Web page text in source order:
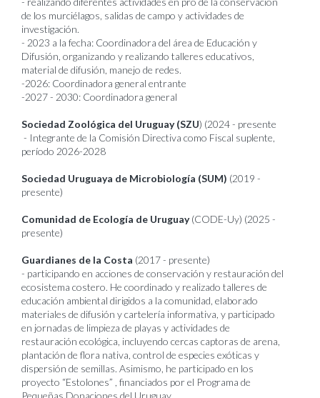
de los murciélagos, salidas de campo y actividades de
investigación.
- 2023 a la fecha: Coordinadora del área de Educación y
Difusión, organizando y realizando talleres educativos,
material de difusión, manejo de redes.
-2026: Coordinadora general entrante
-2027 - 2030: Coordinadora general
Sociedad Zoológica del Uruguay (SZU) (2024 - presente
- Integrante de la Comisión Directiva como Fiscal suplente,
período 2026-2028
Sociedad Uruguaya de Microbiología (SUM) (2019 -
presente)
Comunidad de Ecología de Uruguay(CODE-Uy) (2025 -
presente)
Guardianes de la Costa (2017 - presente)
- participando en acciones de conservación y restauración del
ecosistema costero. He coordinado y realizado talleres de
educación ambiental dirigidos a la comunidad, elaborado
materiales de difusión y cartelería informativa, y participado
en jornadas de limpieza de playas y actividades de
restauración ecológica, incluyendo cercas captoras de arena,
plantación de flora nativa, control de especies exóticas y
dispersión de semillas. Asimismo, he participado en los
proyecto “Estolones” , financiados por el Programa de
Pequeñas Donaciones del Uruguay